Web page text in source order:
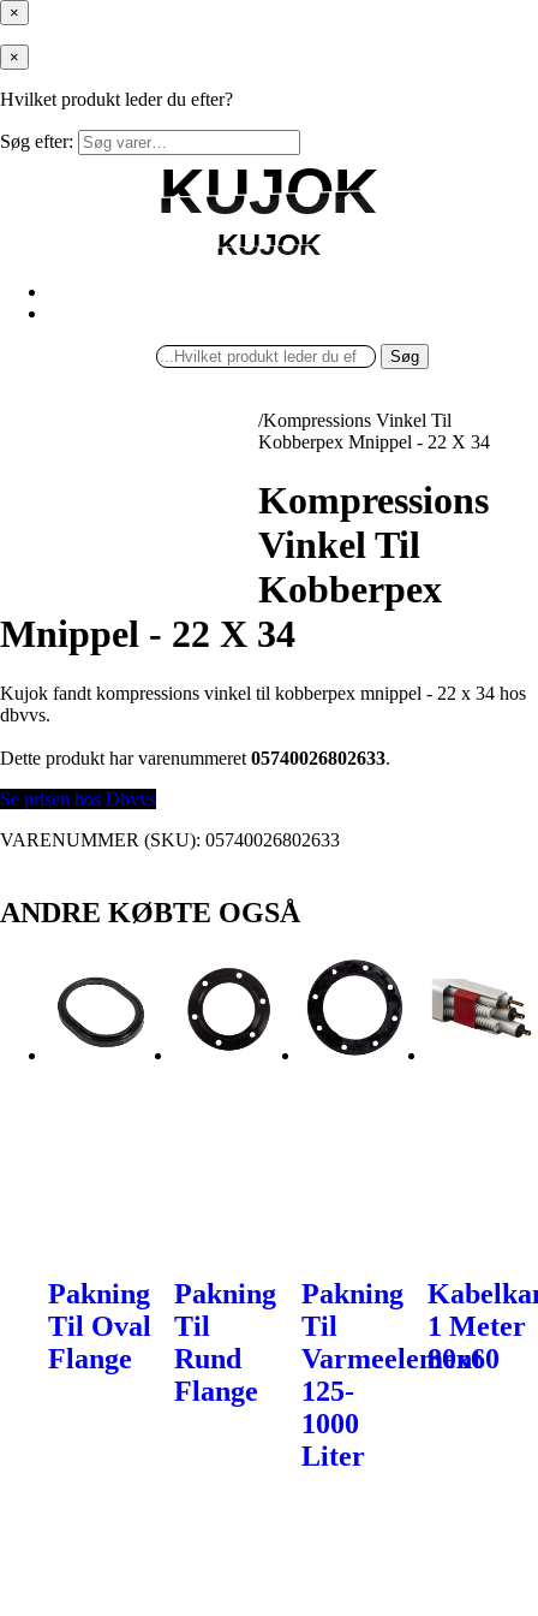
×
×
Hvilket produkt leder du efter?
Søg efter:
KUJOK
KUJOK
KUJOK
KUJOK
Søg
/Kompressions Vinkel Til
Kobberpex Mnippel - 22 X 34
Kompressions
Vinkel Til
Kobberpex
Mnippel - 22 X 34
Kujok fandt kompressions vinkel til kobberpex mnippel - 22 x 34 hos
dbvvs.
Dette produkt har varenummeret 05740026802633.
Se prisen hos Dbvvs
VARENUMMER (SKU): 05740026802633
ANDRE KØBTE OGSÅ
Pakning
Til Oval
Flange
Pakning
Til
Rund
Flange
Pakning
Til
Varmeelement
125-
1000
Liter
1 Meter
80x60